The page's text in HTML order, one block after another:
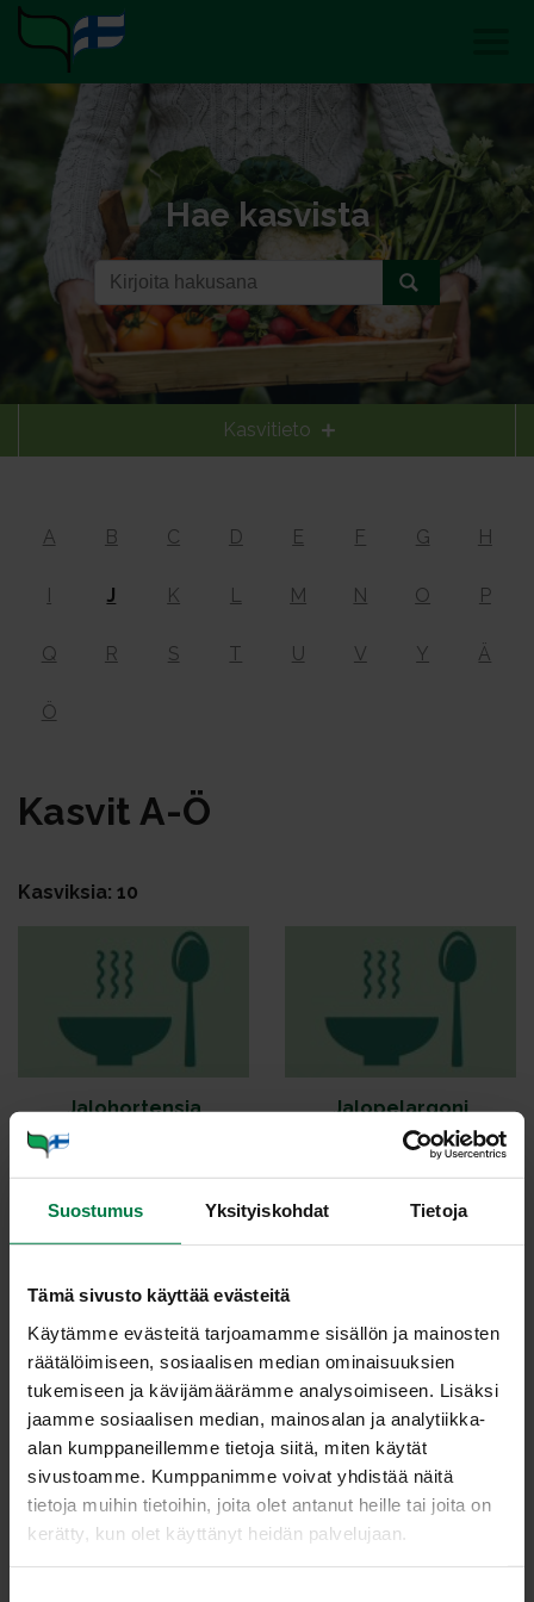
Suostumus Yksityiskohdat Tietoja
Tämä sivusto käyttää evästeitä
Käytämme evästeitä tarjoamamme sisällön ja mainosten
räätälöimiseen, sosiaalisen median ominaisuuksien
tukemiseen ja kävijämäärämme analysoimiseen. Lisäksi
jaamme sosiaalisen median, mainosalan ja analytiikka-
alan kumppaneillemme tietoja siitä, miten käytät
sivustoamme. Kumppanimme voivat yhdistää näitä
tietoja muihin tietoihin, joita olet antanut heille tai joita on
kerätty, kun olet käyttänyt heidän palvelujaan.
Hae kasvista
Kasvitieto
A B C D E F G H
I J K L M N O P
Q R S T U V Y Ä
Ö
Kas­vit A-Ö
Kasviksia: 10
Ja­lo­hor­ten­sia Ja­lo­pe­lar­go­ni
Jas­pi Jou­lu­kak­tus